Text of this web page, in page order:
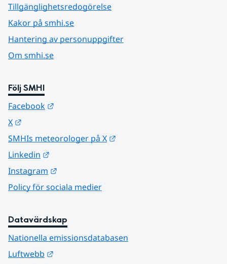
Tillgänglighetsredogörelse
Kakor på smhi.se
Hantering av personuppgifter
Om smhi.se
Följ SMHI
Facebook
X
SMHIs meteorologer på X
Linkedin
Instagram
Policy för sociala medier
Datavärdskap
Nationella emissionsdatabasen
Luftwebb